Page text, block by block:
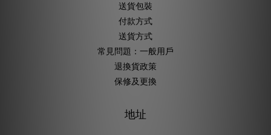
送貨包裝
付款方式
送貨方式
常見問題：一般用戶
退換貨政策
保修及更換
地址